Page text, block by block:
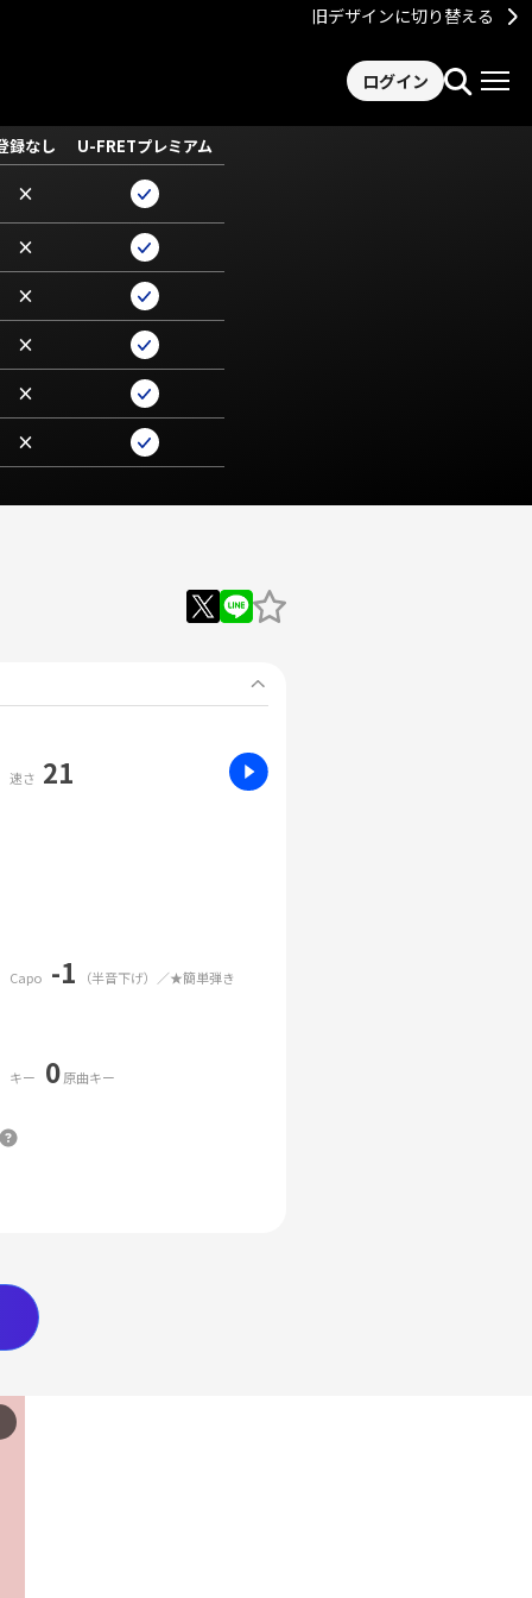
旧デザインに切り替える
ログイン
録なし U-FRETプレミアム
×
×
×
×
×
×
速さ 21
Capo -1 （半音下げ）／★簡単弾き
キー 0原曲キー